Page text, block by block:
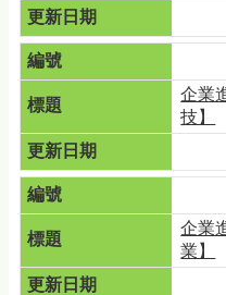
企業
技】
企業
業】